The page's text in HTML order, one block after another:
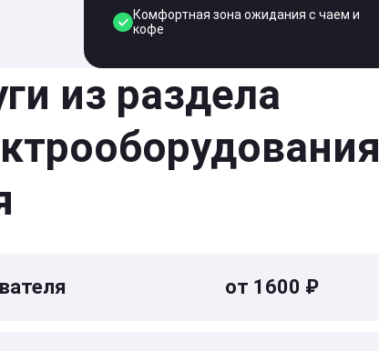
Комфортная зона ожидания с чаем и
кофе
из раздела
от 1600 ₽